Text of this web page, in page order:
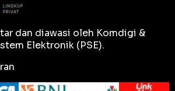
dan diawasi oleh Komdigi &
Elektronik (PSE).